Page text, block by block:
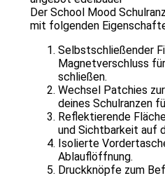
Der School Mood
mit folgenden
Selbstschließender
Magnetverschluss
schließen.
Wechsel Patchies
deines Schulranzen
Reflektierende
und Sichtbarkeit auf
Isolierte
Ablauflöffnung.
Druckknöpfe zum